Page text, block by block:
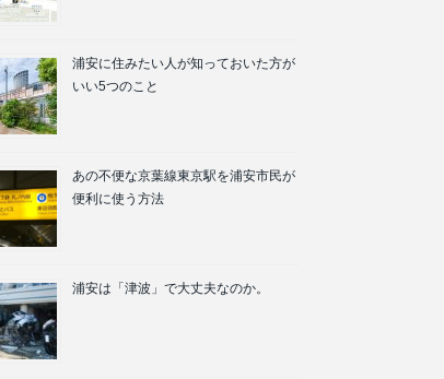
浦安に住みたい人が知っておいた方が
いい5つのこと
あの不便な京葉線東京駅を浦安市民が
便利に使う方法
浦安は「津波」で大丈夫なのか。